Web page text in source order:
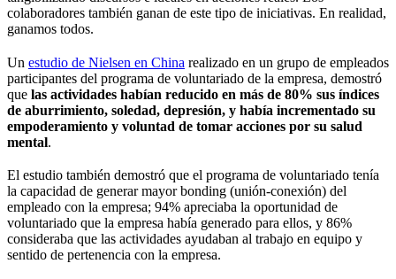
colaboradores también ganan de este tipo de iniciativas. En realidad,
ganamos todos.
Un estudio de Nielsen en China realizado en un grupo de empleados
participantes del programa de voluntariado de la empresa, demostró
que las actividades habían reducido en más de 80% sus índices
de aburrimiento, soledad, depresión, y había incrementado su
empoderamiento y voluntad de tomar acciones por su salud
mental.
El estudio también demostró que el programa de voluntariado tenía
la capacidad de generar mayor bonding (unión-conexión) del
empleado con la empresa; 94% apreciaba la oportunidad de
voluntariado que la empresa había generado para ellos, y 86%
consideraba que las actividades ayudaban al trabajo en equipo y
sentido de pertenencia con la empresa.